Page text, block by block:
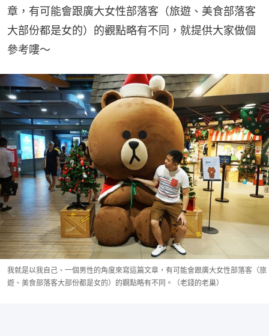
章，有可能會跟廣大女性部落客（旅遊、美食部落客
大部份都是女的）的觀點略有不同，就提供大家做個
參考嘍～
我就是以我自己、一個男性的角度來寫這篇文章，有可能會跟廣大女性部落客（旅
遊、美食部落客大部份都是女的）的觀點略有不同。（老錢的老巢）